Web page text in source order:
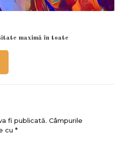
maximă în toate
fi publicată. Câmpurile
cu *